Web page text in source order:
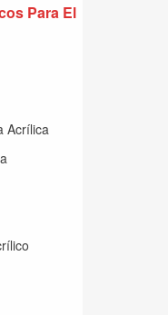
Para El
Acrílica